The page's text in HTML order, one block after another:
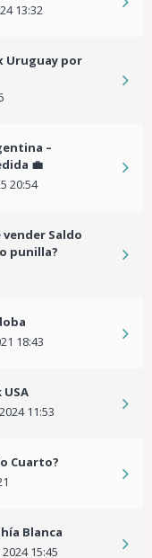
13:32
Uruguay por
–
💼
20:54
Saldo
punilla?
18:43
11:53
Cuarto?
Blanca
15:45